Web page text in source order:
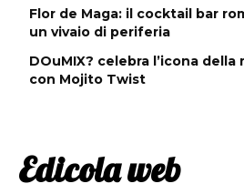
Flor de Maga: il cocktail bar
un vivaio di periferia
DOuMIX? celebra l’icona della
con Mojito Twist
Edicola web